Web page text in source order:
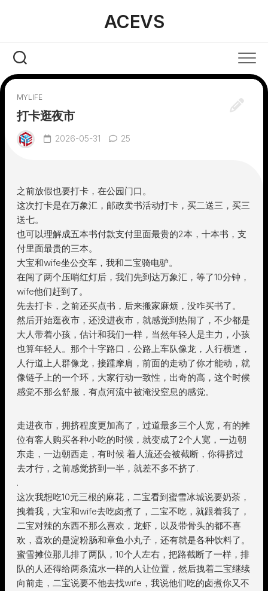
ACEVS
MYLIFE
打卡逛夜市
2026-05-31 25
之前放假也要打卡，在公园门口。
这次打卡是在万象汇，邮政卖书活动打卡，买二送三，买三
送七。
也可以理解成五本书付款支付里面最贵的2本，十本书，支
付里面最贵的三本。
大宝和wife坐公交车，我和二宝骑电驴。
在闯了两个压哨红灯后，我们先到达万象汇，等了10分钟，
wife他们赶到了。
先去打卡，之前还买点书，后来搬家麻烦，没咋买书了。
然后开始逛夜市，还没进夜市，就感觉到热闹了，不少都是
大人带着小孩，估计和我们一样，当然年轻人是主力，小孩
也算年轻人。那个十字路口，公路上车队像龙，人行横道，
人行道上人群像龙，接踵摩肩，前面的走动了你才能动，就
像链子上的一个环，大家行动一致性，出奇的高，这个时候
感觉不那么舒服，有点河流中被淹没窒息的感觉。
走进夜市，拥挤程度更加高了，过道最多三个人宽，有的摊
位有客人购买各种小吃的时候，就变成了2个人宽，一边朝
东走，一边朝西走，有时候 着人流还会被截断，你得挤过
去才行，之前感觉挤到一半，就差不多不挤了.
.
这次我想吃10元三根的麻花，二宝看到蜜雪冰城说要奶茶，
拽着我，大宝和wife去吃卤煮了，二宝不吃，就跟着我了，
二宝对辣的东西不那么喜欢，龙虾，以及带骨头的都不喜
欢，喜欢的是淀粉肠和章鱼小丸子，还有就是各种饮料了。
蜜雪摊位那儿排了两队，10个人左右，把路截断了一样，排
队的人还得给两条流水一样的人让位置，然后拽着二宝继续
向前走，二宝说要不他去找wife，我说他们吃的卤煮你又不